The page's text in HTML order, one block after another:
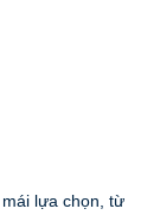
lựa chọn, từ